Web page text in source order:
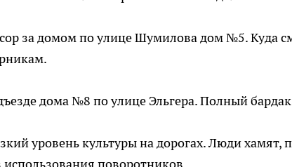
за домом по улице Шумилова дом №5. Куда
дома №8 по улице Эльгера. Полный
уровень культуры на дорогах. Люди хамят,